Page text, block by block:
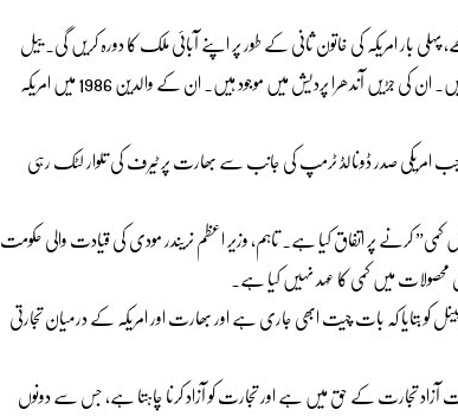
امریکہ کی خاتون ثانی کے طور پر اپنے آبائی ملک کا دورہ کریں گی۔ ییل
سے گریجویٹ وکیل، اوشا وینس، امریکہ کی پہلی بھارتی نژاد خاتون ثانی ہیں۔ ان کی جڑیں آندھرا پردیش میں موجود ہیں۔ ان کے والدین 1986 میں امریکہ
امریکی صدر ڈونالڈ ٹرمپ کی جانب سے بھارت پر ٹیرف کی تلوار لٹک رہی
کرنے پر اتفاق کیا ہے۔ تاہم، وزیر اعظم نریندر مودی کی قیادت والی حکومت
میں کمی کا عہد نہیں کیا ہے۔
کو بتایا کہ بات چیت ابھی جاری ہے اور بھارت اور امریکہ کے درمیان تجارتی
آزاد تجارت کے حق میں ہے اور تجارت کو آزاد کرنا چاہتا ہے، جس سے دونوں